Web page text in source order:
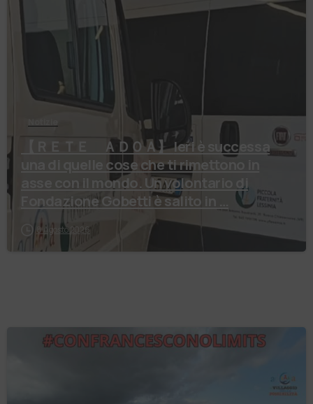
【 ＲＥＴＥ ＡＤＯＡ】 Ieri è successa
una di quelle cose che ti rimettono in
asse con il mondo. Un volontario di
Fondazione Gobetti è salito in …
8 Agosto 2026